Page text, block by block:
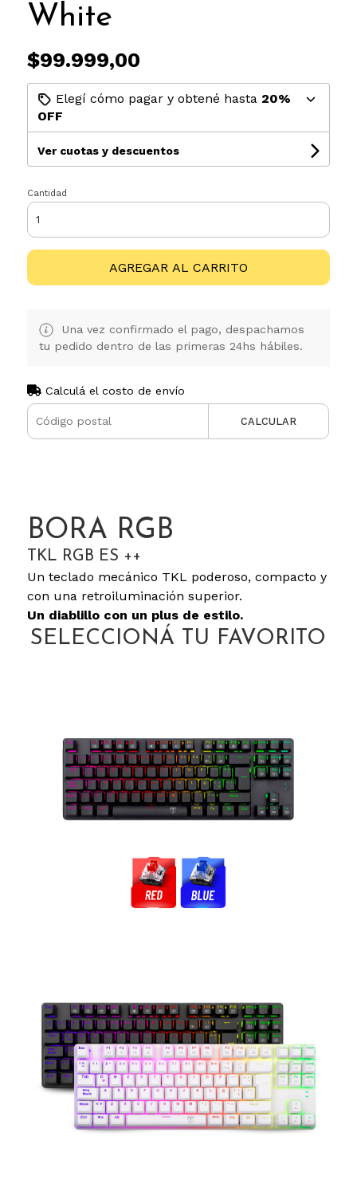
White
$99.999,00
Elegí cómo pagar y obtené hasta 20%
OFF
Ver cuotas y descuentos
Cantidad
AGREGAR AL CARRITO
Una vez confirmado el pago, despachamos
tu pedido dentro de las primeras 24hs hábiles.
Calculá el costo de envío
CALCULAR
BORA RGB
TKL RGB ES ++
Un teclado mecánico TKL poderoso, compacto y
con una retroiluminación superior.
Un diablillo con un plus de estilo.
SELECCIONÁ TU FAVORITO